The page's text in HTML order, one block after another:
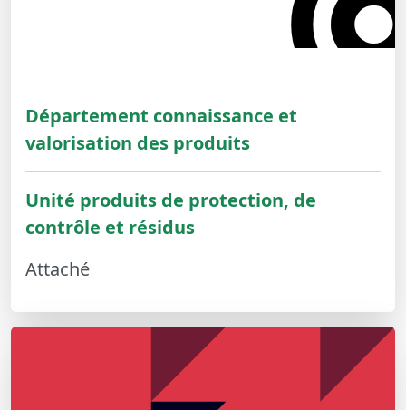
Département connaissance et
valorisation des produits
Unité produits de protection, de
contrôle et résidus
Attaché